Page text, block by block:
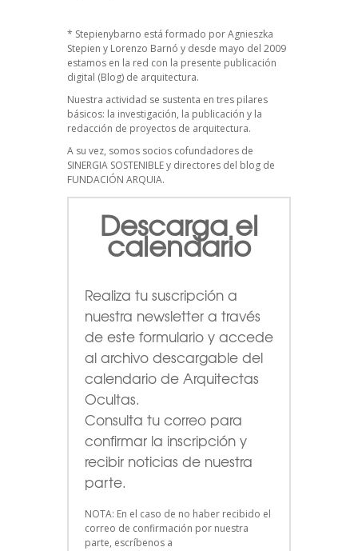
* Stepienybarno está formado por Agnieszka
Stepien y Lorenzo Barnó y desde mayo del 2009
estamos en la red con la presente publicación
digital (Blog) de arquitectura.
Nuestra actividad se sustenta en tres pilares
básicos: la investigación, la publicación y la
redacción de proyectos de arquitectura.
A su vez, somos socios cofundadores de
SINERGIA SOSTENIBLEy directores del blog de
FUNDACIÓN ARQUIA.
Descarga el
calendario
Realiza tu suscripción a
nuestra newsletter a través
de este formulario y accede
al archivo descargable del
calendario de Arquitectas
Ocultas.
Consulta tu correo para
confirmar la inscripción y
recibir noticias de nuestra
parte.
NOTA: En el caso de no haber recibido el
correo de confirmación por nuestra
parte, escríbenos a